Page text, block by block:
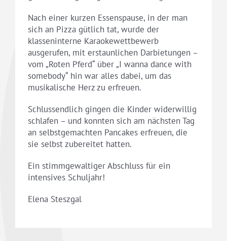
Nach einer kurzen Essenspause, in der man
sich an Pizza gütlich tat, wurde der
klasseninterne Karaokewettbewerb
ausgerufen, mit erstaunlichen Darbietungen –
vom „Roten Pferd“ über „I wanna dance with
somebody“ hin war alles dabei, um das
musikalische Herz zu erfreuen.
Schlussendlich gingen die Kinder widerwillig
schlafen – und konnten sich am nächsten Tag
an selbstgemachten Pancakes erfreuen, die
sie selbst zubereitet hatten.
Ein stimmgewaltiger Abschluss für ein
intensives Schuljahr!
Elena Steszgal